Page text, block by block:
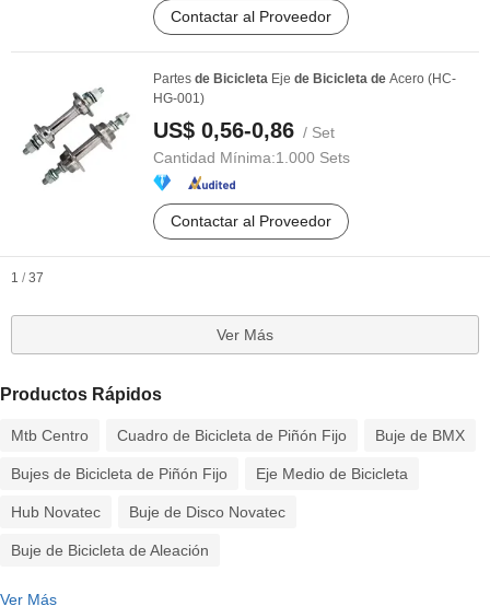
Contactar al Proveedor
Partes de Bicicleta Eje de Bicicleta de Acero (HC-
HG-001)
US$ 0,56-0,86 / Set
Cantidad Mínima:1.000 Sets
Contactar al Proveedor
1 / 37
Ver Más
Productos Rápidos
Mtb Centro Cuadro de Bicicleta de Piñón Fijo Buje de BMX
Bujes de Bicicleta de Piñón Fijo Eje Medio de Bicicleta
Hub Novatec Buje de Disco Novatec
Buje de Bicicleta de Aleación
Ver Más